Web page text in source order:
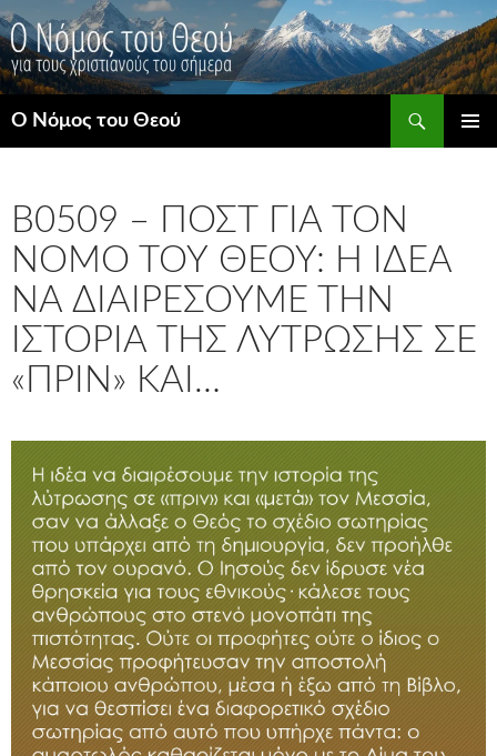
Μετάβαση
σε
περιεχόμενο
Ο Νόμος του Θεού
B0509 – ΠΟΣΤ ΓΙΑ ΤΟΝ
ΝΌΜΟ ΤΟΥ ΘΕΟΎ: Η ΙΔΈΑ
ΝΑ ΔΙΑΙΡΈΣΟΥΜΕ ΤΗΝ
ΙΣΤΟΡΊΑ ΤΗΣ ΛΎΤΡΩΣΗΣ ΣΕ
«ΠΡΙΝ» ΚΑΙ…